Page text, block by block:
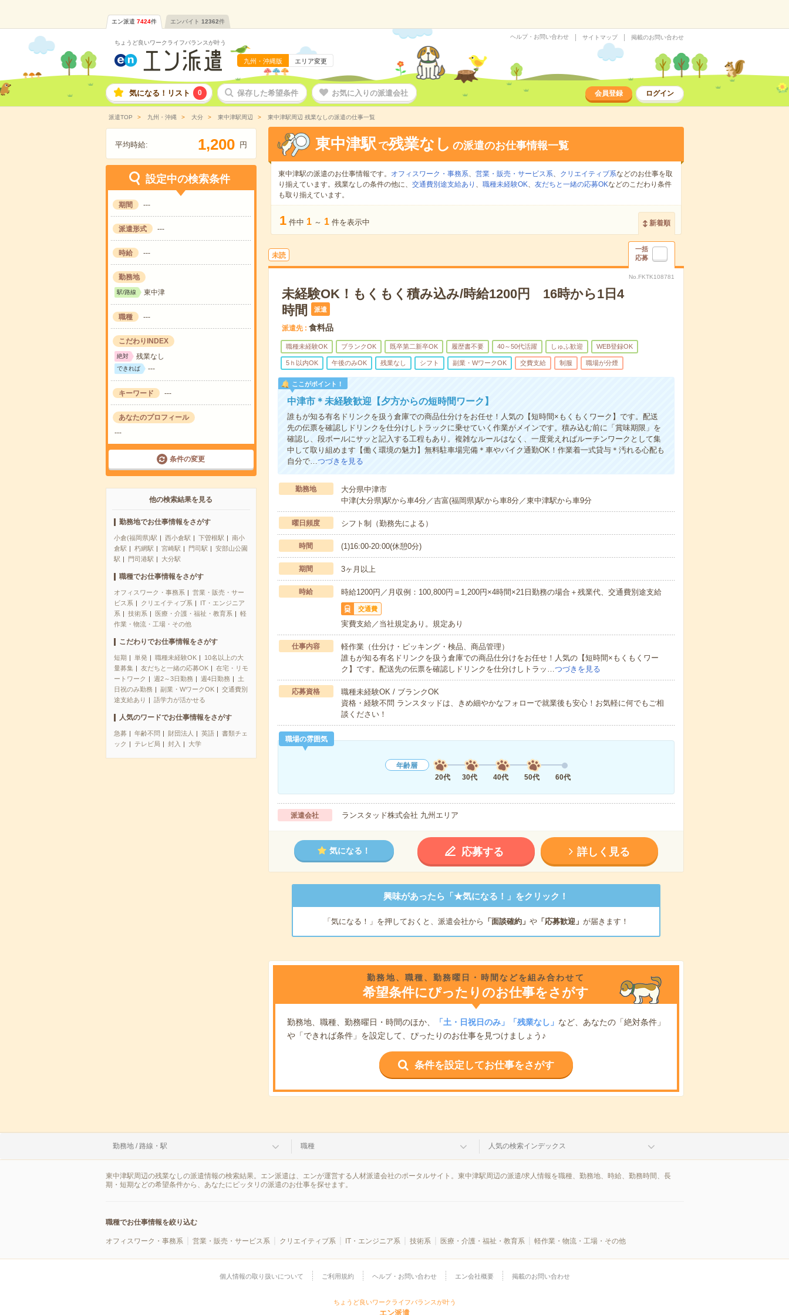
エン派遣 7424件 エンバイト 12362件
ちょうど良いワークライフバランスが叶う
九州・沖縄版 エリア変更
ヘルプ・お問い合わせ サイトマップ 掲載のお問い合わせ
気になる！リスト 0 保存した希望条件 お気に入りの派遣会社 会員登録 ログイン
派遣TOP 九州・沖縄 大分 東中津駅周辺 東中津駅周辺 残業なしの派遣の仕事一覧
平均時給: 1,200 円
設定中の検索条件
期間 ---
派遣形式 ---
時給 ---
勤務地
駅/路線 東中津
職種 ---
こだわりINDEX
絶対 残業なし
できれば ---
キーワード ---
あなたのプロフィール
---
条件の変更
他の検索結果を見る
勤務地でお仕事情報をさがす
小倉(福岡県)駅 西小倉駅 下曽根駅
南小
倉駅
朽網駅 宮崎駅 門司駅
安部山公園
駅
門司港駅 大分駅
職種でお仕事情報をさがす
オフィスワーク・事務系
営業・販売・サー
ビス系
クリエイティブ系
IT・エンジニア
系
技術系 医療・介護・福祉・教育系
軽
作業・物流・工場・その他
こだわりでお仕事情報をさがす
短期 単発 職種未経験OK
10名以上の大
量募集
友だちと一緒の応募OK
在宅・リモ
ートワーク
週2～3日勤務 週4日勤務
土
日祝のみ勤務
副業・WワークOK
交通費別
途支給あり
語学力が活かせる
人気のワードでお仕事情報をさがす
急募 年齢不問 財団法人 英語
書類チェ
ック
テレビ局 封入 大学
東中津駅 で残業なし の派遣のお仕事情報一覧
東中津駅の派遣のお仕事情報です。 オフィスワーク・事務系、 営業・販売・サービス系、 クリエイティブ系などのお仕事を取
り揃えています。残業なしの条件の他に、 交通費別途支給あり 、 職種未経験OK、 友だちと一緒の応募OKなどのこだわり条件
も取り揃えています。
1 件中 1 ～ 1 件を表示中 新着順
未読
一括
応募
No.FKTK108781
未経験OK！もくもく積み込み/時給1200円 16時から1日4
時間
派遣
派遣先 食料品
職種未経験OK ブランクOK 既卒第二新卒OK 履歴書不要 40～50代活躍 しゅふ歓迎 WEB登録OK
5ｈ以内OK 午後のみOK 残業なし シフト 副業・WワークOK 交費支給 制服 職場が分煙
ここがポイント！
中津市＊未経験歓迎【夕方からの短時間ワーク】
誰もが知る有名ドリンクを扱う倉庫での商品仕分けをお任せ！人気の【短時間×もくもくワーク】です。配送
先の伝票を確認しドリンクを仕分けしトラックに乗せていく作業がメインです。積み込む前に「賞味期限」を
確認し、段ボールにサッと記入する工程もあり。複雑なルールはなく、一度覚えればルーチンワークとして集
中して取り組めます【働く環境の魅力】無料駐車場完備＊車やバイク通勤OK！作業着一式貸与＊汚れる心配も
自分で…つづきを見る
勤務地
大分県中津市
中津(大分県)駅から車4分／吉富(福岡県)駅から車8分／東中津駅から車9分
曜日頻度 シフト制（勤務先による）
時間 (1)16:00-20:00(休憩0分)
期間 3ヶ月以上
時給 時給1200円／月収例：100,800円＝1,200円×4時間×21日勤務の場合＋残業代、交通費別途支給
交通費
実費支給／当社規定あり。規定あり
仕事内容
軽作業（仕分け・ピッキング・検品、商品管理）
誰もが知る有名ドリンクを扱う倉庫での商品仕分けをお任せ！人気の【短時間×もくもくワー
ク】です。配送先の伝票を確認しドリンクを仕分けしトラッ…つづきを見る
応募資格
職種未経験OK / ブランクOK
資格・経験不問 ランスタッドは、きめ細やかなフォローで就業後も安心！お気軽に何でもご相
談ください！
職場の雰囲気
年齢層
20代
30代 40代 50代 60代
派遣会社 ランスタッド株式会社 九州エリア
気になる！ 応募する 詳しく見る
興味があったら「★気になる！」をクリック！
「気になる！」を押しておくと、派遣会社から 「面談確約」 や「応募歓迎」 が届きます！
勤務地、職種、勤務曜日・時間などを組み合わせて
希望条件にぴったりのお仕事をさがす
勤務地、職種、勤務曜日・時間のほか、 「土・日祝日のみ」「残業なし」 など、あなたの「絶対条件」
や「できれば条件」を設定して、ぴったりのお仕事を見つけましょう♪
条件を設定してお仕事をさがす
勤務地 / 路線・駅 職種 人気の検索インデックス
東中津駅周辺の残業なしの派遣情報の検索結果。エン派遣は、エンが運営する人材派遣会社のポータルサイト。東中津駅周辺の派遣/求人情報を職種、勤務地、時給、勤務時間、長
期・短期などの希望条件から、あなたにピッタリの派遣のお仕事を探せます。
職種でお仕事情報を絞り込む
オフィスワーク・事務系 営業・販売・サービス系 クリエイティブ系 IT・エンジニア系 技術系 医療・介護・福祉・教育系 軽作業・物流・工場・その他
個人情報の取り扱いについて ご利用規約 ヘルプ・お問い合わせ エン会社概要 掲載のお問い合わせ
ちょうど良いワークライフバランスが叶う
エン派遣